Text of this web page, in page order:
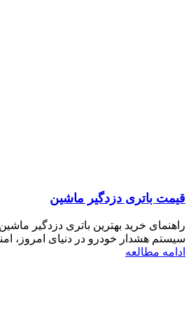
قیمت باتری دزدگیر ماشین
راهنمای خرید بهترین باتری دزدگیر
سیستم هشدار خودرو در دنیای امروز،
ادامه مطالعه